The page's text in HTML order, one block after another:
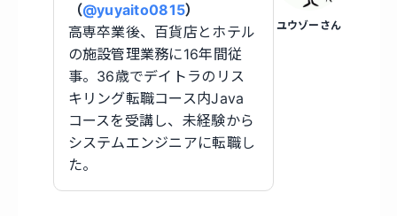
ユウゾーさん
（@yuyaito0815）
高専卒業後、百貨店とホテル
の施設管理業務に16年間従
事。36歳でデイトラのリス
キリング転職コース内Java
コースを受講し、未経験から
システムエンジニアに転職し
た。